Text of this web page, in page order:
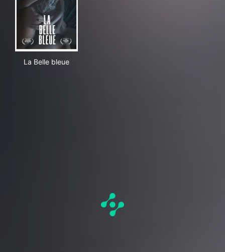
La Belle bleue